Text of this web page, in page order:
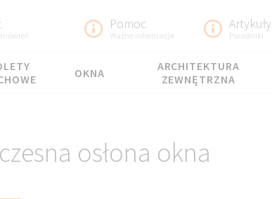
Pomoc
Ważne informacje
Artykuły
Poradniki
OKNA
ARCHITEKTURA
ZEWNĘTRZNA
osłona okna